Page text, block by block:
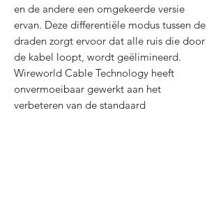
en de andere een omgekeerde versie
ervan. Deze differentiële modus tussen de
draden zorgt ervoor dat alle ruis die door
de kabel loopt, wordt geëlimineerd.
Wireworld Cable Technology heeft
onvermoeibaar gewerkt aan het
verbeteren van de standaard